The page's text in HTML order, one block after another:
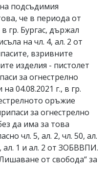
подсъдимия
че в периода от
в гр. Бургас, държал
на чл. 4, ал. 2 от
взривните
изделия - пистолет
за огнестрелно
04.08.2021 г., в гр.
оръжие
за огнестрелно
да има за това
чл. 5, ал. 2, чл. 50, ал.
ал. 1 и ал. 2 от ЗОБВВПИ.
от свобода“ за